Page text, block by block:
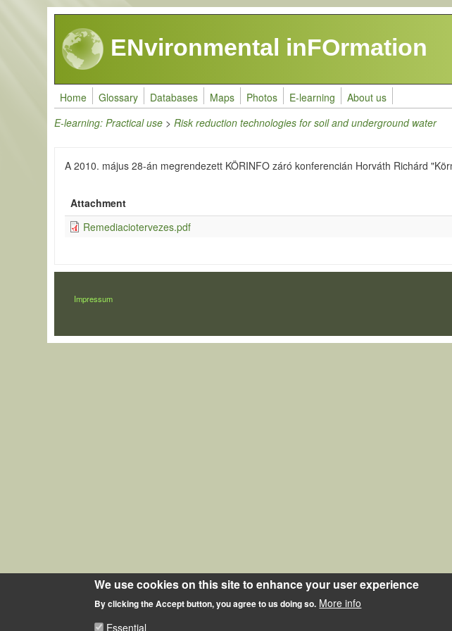
Skip to main content
ENvironmental inFOrmation
Home Glossary Databases Maps Photos E-learning About us
E-learning: Practical use >Risk reduction technologies for soil and underground water
A 2010. május 28-án megrendezett KÖRINFO záró konferencián Horváth Richárd
Attachment
Remediaciotervezes.pdf
LÁBLÉC
Impressum
We use cookies on this site to enhance your user experience
By clicking the Accept button, you agree to us doing so. More info
Essential